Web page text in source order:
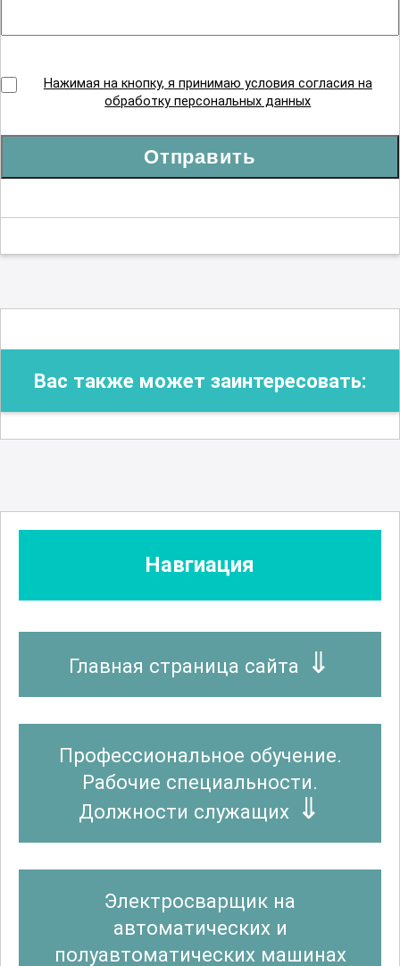
Нажимая на кнопку, я принимаю условия согласия на
обработку персональных данных
Отправить
Вас также может заинтересовать:
Навгиация
Главная страница сайта
Профессиональное обучение.
Рабочие специальности.
Должности служащих
Электросварщик на
автоматических и
полуавтоматических машинах